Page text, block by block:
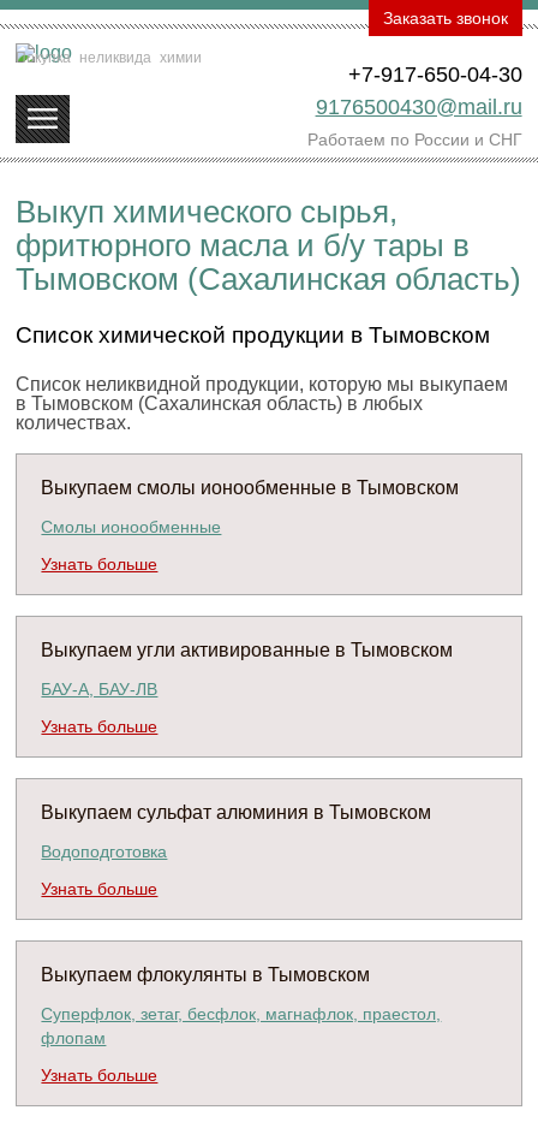
Покупка неликвида химии
+7-917-650-04-30
9176500430@mail.ru
Работаем по России и СНГ
Заказать звонок
Выкуп химического сырья,
фритюрного масла и б/у тары в
Тымовском (Сахалинская область)
Список химической продукции в Тымовском
Список неликвидной продукции, которую мы выкупаем
в Тымовском (Сахалинская область) в любых
количествах.
Выкупаем смолы ионообменные в Тымовском
Смолы ионообменные
Узнать больше
Выкупаем угли активированные в Тымовском
БАУ-А, БАУ-ЛВ
Узнать больше
Выкупаем сульфат алюминия в Тымовском
Водоподготовка
Узнать больше
Выкупаем флокулянты в Тымовском
Суперфлок, зетаг, бесфлок, магнафлок, праестол,
флопам
Узнать больше